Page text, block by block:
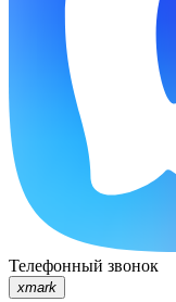
Телефонный звонок
xmark